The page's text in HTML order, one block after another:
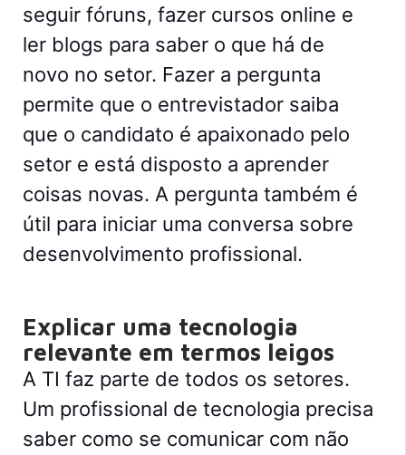
seguir fóruns, fazer cursos online e
ler blogs para saber o que há de
novo no setor. Fazer a pergunta
permite que o entrevistador saiba
que o candidato é apaixonado pelo
setor e está disposto a aprender
coisas novas. A pergunta também é
útil para iniciar uma conversa sobre
desenvolvimento profissional.
Explicar uma tecnologia
relevante em termos leigos
A TI faz parte de todos os setores.
Um profissional de tecnologia precisa
saber como se comunicar com não